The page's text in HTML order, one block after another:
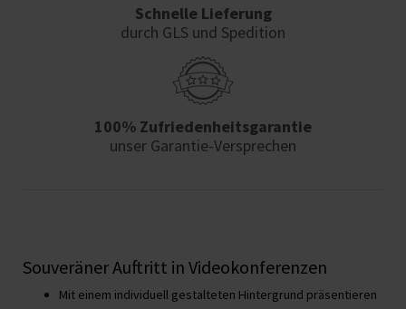
Schnelle Lieferung
durch GLS und Spedition
100% Zufriedenheits­garantie
unser Garantie-Versprechen
Souveräner Auftritt in Videokonferenzen
Mit einem individuell gestalteten Hintergrund präsentieren